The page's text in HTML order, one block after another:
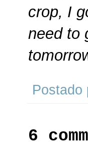
crop, I
need to
Postado
6